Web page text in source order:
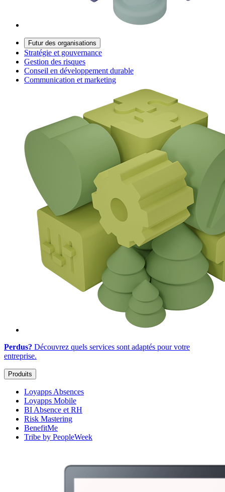
Futur des organisations
Stratégie et gouvernance
Gestion des risques
Conseil en développement durable
Communication et marketing
Perdus? Découvrez quels services sont adaptés pour votre
entreprise.
Produits
Loyapps Absences
Loyapps Mobile
BI Absence et RH
Risk Mastering
BenefitMe
Tribe by PeopleWeek